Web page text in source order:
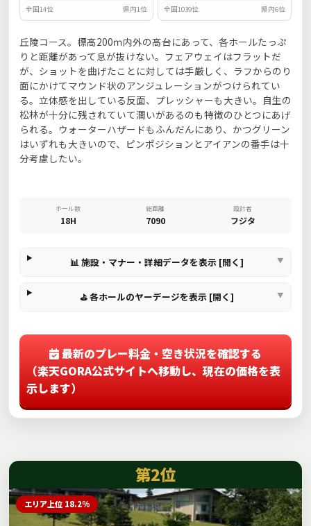
全国14位 県内1位 全国1039位 県内6位
丘陵コース。標高200ｍ内外の高台にあって、各ホールたっぷ
りと距離があって息が抜けない。フェアウェイはフラットだ
が、ショットを曲げたことに対しては手厳しく、ラフからのり
面にかけてマウンド状のアンジュレーションがつけられてい
る。立体感を出している反面、プレッシャーも大きい。自生の
松林が十分に残されていて潤いがあるのも特徴のひとつにあげ
られる。ウォーターハザードもふんだんにあり、かつグリーン
はいずれも大きいので、ピンポジションとアイアンの番手は十
分考慮したい。
ホール数
18H
総距離
7090
設計者
フジタ
📊 施設・マナー・詳細データを表示 [開く]
⛳ 各ホールのヤーデージを表示 [開く]
最新のプレー料金・空き状況を確認する
（楽天GORA公式サイトへ移動し、現在の価格を表
示します）
第2位
エリア上位 18.2%